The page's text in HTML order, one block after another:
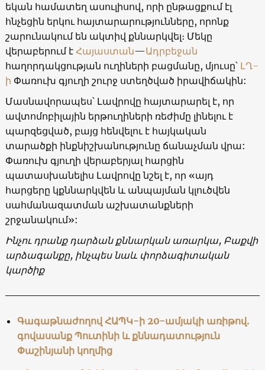
եկան համատեղ ասուլիսով, որի ընթացքում էլ
հնչեցին երկու հայտարարությունները, որոնք
շարունակում են ակտիվ քննարկվել։ Մեկը
վերաբերում է Հայաստան—Ադրբեջան
հաղորդակցության ուղիների բացմանը, մյուսը՝ ԼՂ-
ի Փառուխ գյուղի շուրջ ստեղծված իրավիճակին:
Մասնավորապես՝ Լավրովը հայտարարել է, որ
ավտոմոբիլային երթուղիների ռեժիմը լինելու է
պարզեցված, բայց հենվելու է հայկական
տարածքի ինքնիշխանությունը ճանաչման վրա:
Փառուխ գյուղի վերաբերյալ հարցին
պատասխանելիս Լավրովը նշել է, որ «այդ
հարցերը կքննարկվեն և անպայման կլուծվեն
սահմանազատման աշխատանքների
շրջանակում»:
Ինչու դրանք դարձան քննարկան առարկա, Բաքվի
արձագանքը, ինչպես նաև փորձագիտական
կարծիք
Գագաթնաժողով ՀԱՊԿ-ի 20-ամյակի առիթով.
գովասանք Պուտինի և քննադատություն
Փաշինյանի կողմից